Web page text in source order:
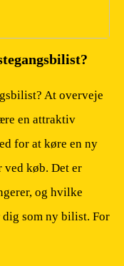
At overveje
en attraktiv
for at køre en ny
køb. Det er
og hvilke
som ny bilist. For